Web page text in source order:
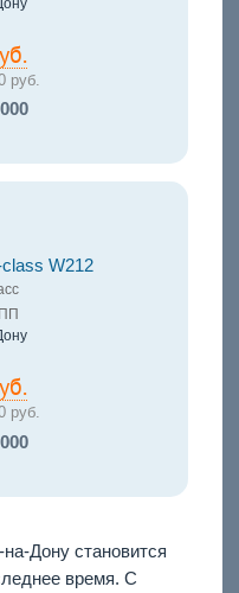
руб.
W212
руб.
Дону становится
время. С